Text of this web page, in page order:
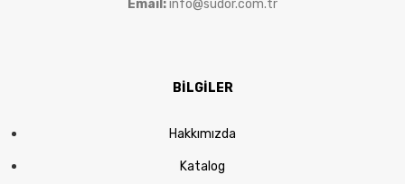
Email:info@sudor.com.tr
BİLGİLER
Hakkımızda
Katalog